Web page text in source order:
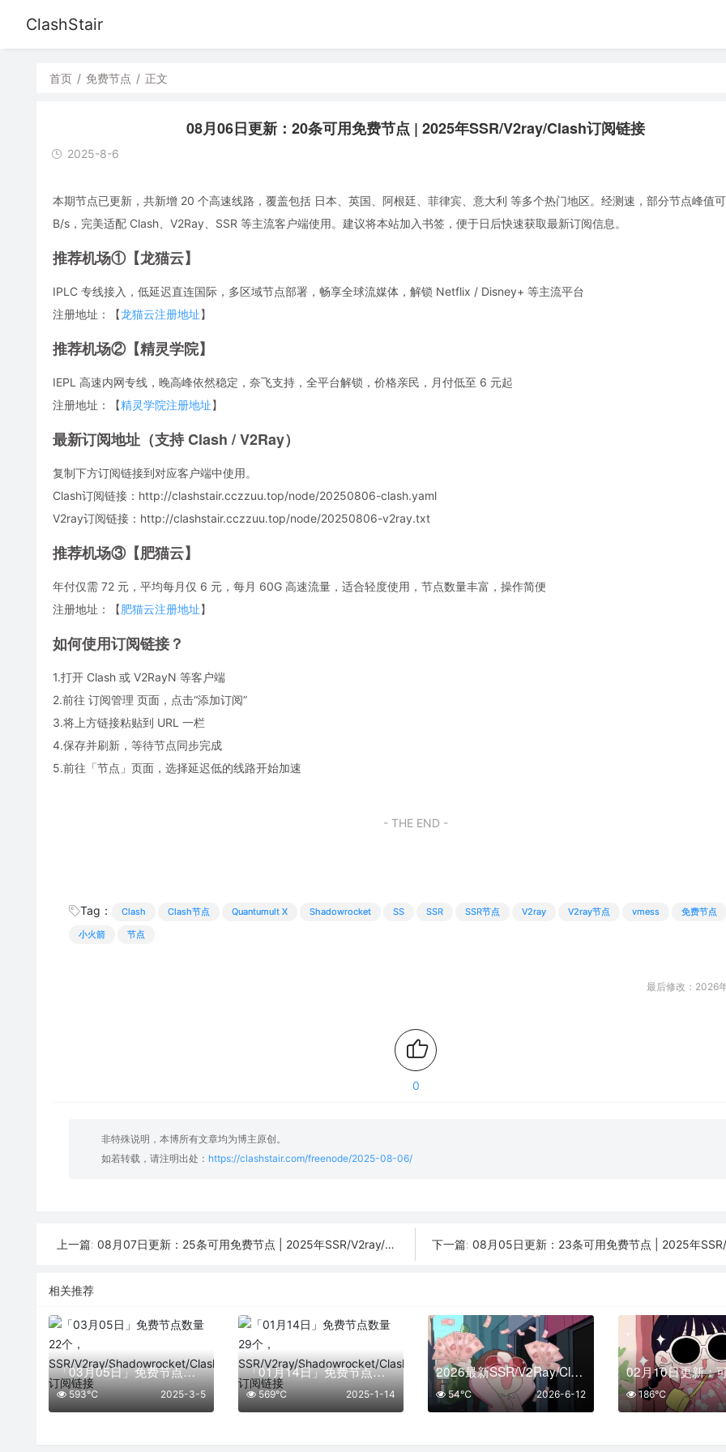
ClashStair
首页 / 免费节点 / 正文
08月06日更新：20条可用免费节点 | 2025年SSR/V2ray/Clash订阅链接
2025-8-6
本期节点已更新，共新增 20 个高速线路，覆盖包括 日本、英国、阿根廷、菲律宾、意大利 等多个热门地区。经测速，部分节点峰值
B/s，完美适配 Clash、V2Ray、SSR 等主流客户端使用。建议将本站加入书签，便于日后快速获取最新订阅信息。
推荐机场①【龙猫云】
IPLC 专线接入，低延迟直连国际，多区域节点部署，畅享全球流媒体，解锁 Netflix / Disney+ 等主流平台
注册地址：【龙猫云注册地址】
推荐机场②【精灵学院】
IEPL 高速内网专线，晚高峰依然稳定，奈飞支持，全平台解锁，价格亲民，月付低至 6 元起
注册地址：【精灵学院注册地址】
最新订阅地址（支持 Clash / V2Ray）
复制下方订阅链接到对应客户端中使用。
Clash订阅链接：http://clashstair.cczzuu.top/node/20250806-clash.yaml
V2ray订阅链接：http://clashstair.cczzuu.top/node/20250806-v2ray.txt
推荐机场③【肥猫云】
年付仅需 72 元，平均每月仅 6 元，每月 60G 高速流量，适合轻度使用，节点数量丰富，操作简便
注册地址：【肥猫云注册地址】
如何使用订阅链接？
1.打开 Clash 或 V2RayN 等客户端
2.前往 订阅管理 页面，点击“添加订阅”
3.将上方链接粘贴到 URL 一栏
4.保存并刷新，等待节点同步完成
5.前往「节点」页面，选择延迟低的线路开始加速
- THE END -
Tag： Clash Clash节点 Quantumult X Shadowrocket SS SSR SSR节点 V2ray V2ray节点 vmess
免费节点
小火箭
节点
最后修改：2026
0
非特殊说明，本博所有文章均为博主原创。
如若转载，请注明出处： https://clashstair.com/freenode/2025-08-06/
上一篇: 08月07日更新：25条可用免费节点 | 2025年SSR/V2ray/Clash订阅链接 下一篇: 08月05日更新：23条可用免费节点 | 2025年SSR/V2ray/
相关推荐
「03月05日」免费节点数量22个，SSR/V2ray/Shadowrocket/Clash订阅链接
2025-3-5
593℃
「01月14日」免费节点数量29个，SSR/V2ray/Shadowrocket/Clash订阅链接
2025-1-14
569℃
2026最新SSR/V2Ray/Clash免费节点 | 6月12日可用订阅
2026-6-12
54℃ 186℃